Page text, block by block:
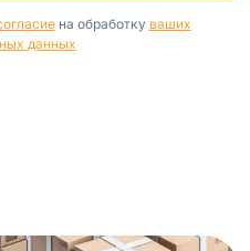
на обработку ваших
данных